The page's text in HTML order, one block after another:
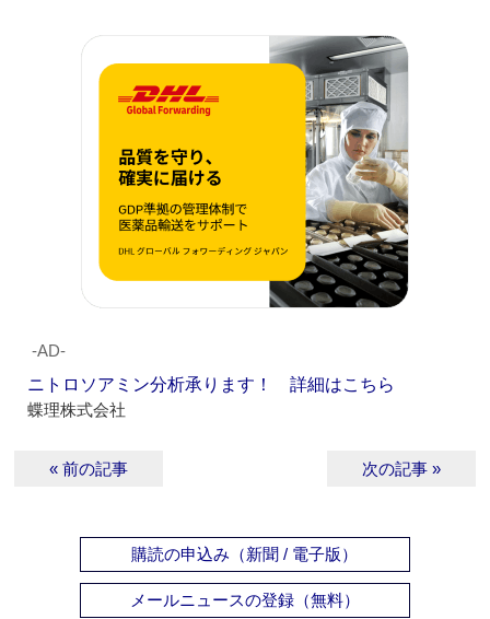
‐AD‐
ニトロソアミン分析承ります！ 詳細はこちら
蝶理株式会社
« 前の記事 次の記事 »
購読の申込み（新聞 / 電子版）
メールニュースの登録（無料）